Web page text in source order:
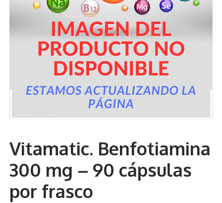
Vitaminas Por Letras
Suplementos Herbales
Otros
Antioxidantes
NaturalSlim
Vitamatic. Benfotiamina
300 mg – 90 cápsulas
por frasco